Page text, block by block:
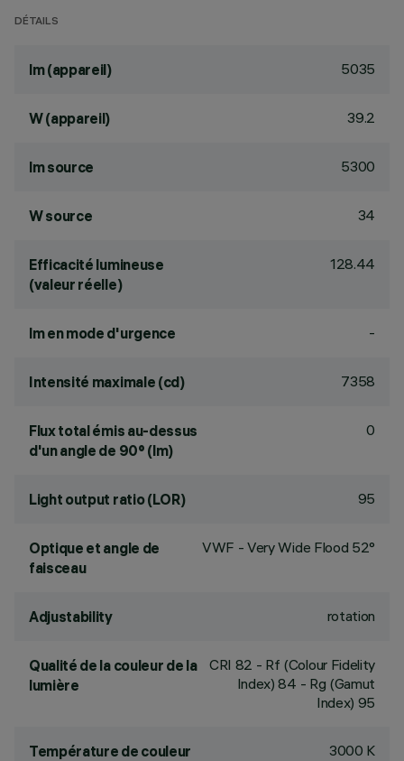
DÉTAILS
lm (appareil) 5035
W (appareil) 39.2
lm source 5300
W source 34
Efficacité lumineuse
(valeur réelle)
128.44
lm en mode d'urgence -
Intensité maximale (cd) 7358
Flux total émis au-dessus
d'un angle de 90° (lm)
0
Light output ratio (LOR) 95
Optique et angle de
faisceau
VWF - Very Wide Flood 52°
Adjustability rotation
Qualité de la couleur de la
lumière
CRI 82 - Rf (Colour Fidelity
Index) 84 - Rg (Gamut
Index) 95
Température de couleur 3000 K